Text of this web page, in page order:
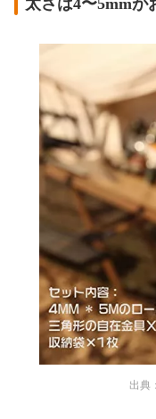
太さは4〜5mmが
出典：